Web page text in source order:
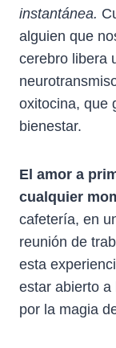
instantánea.
alguien que
cerebro libera
oxitocina, que
bienestar.
El amor a
cualquier
cafetería, en
reunión de
esta
estar abierto a
por la magia